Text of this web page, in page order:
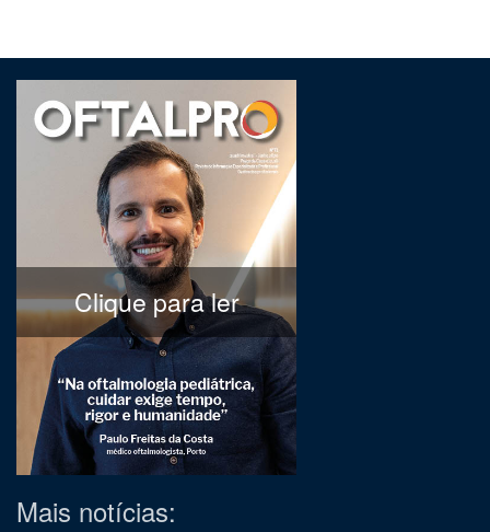
Clique para ler
Mais notícias: